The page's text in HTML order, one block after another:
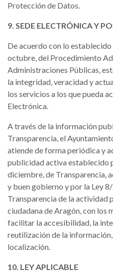
Protección de Datos.
9. SEDE ELECTRÓNICA Y
De acuerdo con lo
octubre, del Procedimiento
Administraciones Públicas,
la integridad, veracidad y
los servicios a los que pueda
Electrónica.
A través de la información
Transparencia, el
atiende de forma periódica y
publicidad activa establecido
diciembre, de Transparencia,
y buen gobierno y por la Ley
Transparencia de la actividad
ciudadana de Aragón, con los
facilitar la accesibilidad, la
reutilización de la
localización.
10. LEY APLICABLE